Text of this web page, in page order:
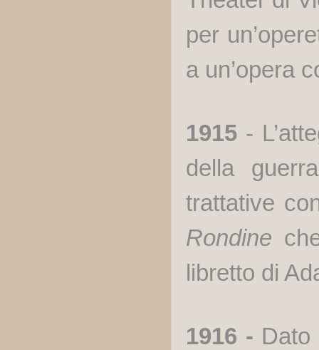
per
a un’opera
1915 -
della
trattative
Rondine
libretto di
1916 -